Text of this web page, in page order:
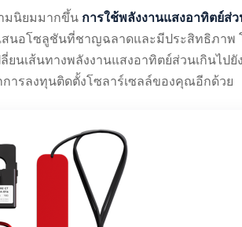
มนิยมมากขึ้น การใช้พลังงานแสงอาทิตย์ส่ว
สนอโซลูชันที่ชาญฉลาดและมีประสิทธิภาพ
ลี่ยนเส้นทางพลังงานแสงอาทิตย์ส่วนเกินไ
ารลงทุนติดตั้งโซลาร์เซลล์ของคุณอีกด้วย